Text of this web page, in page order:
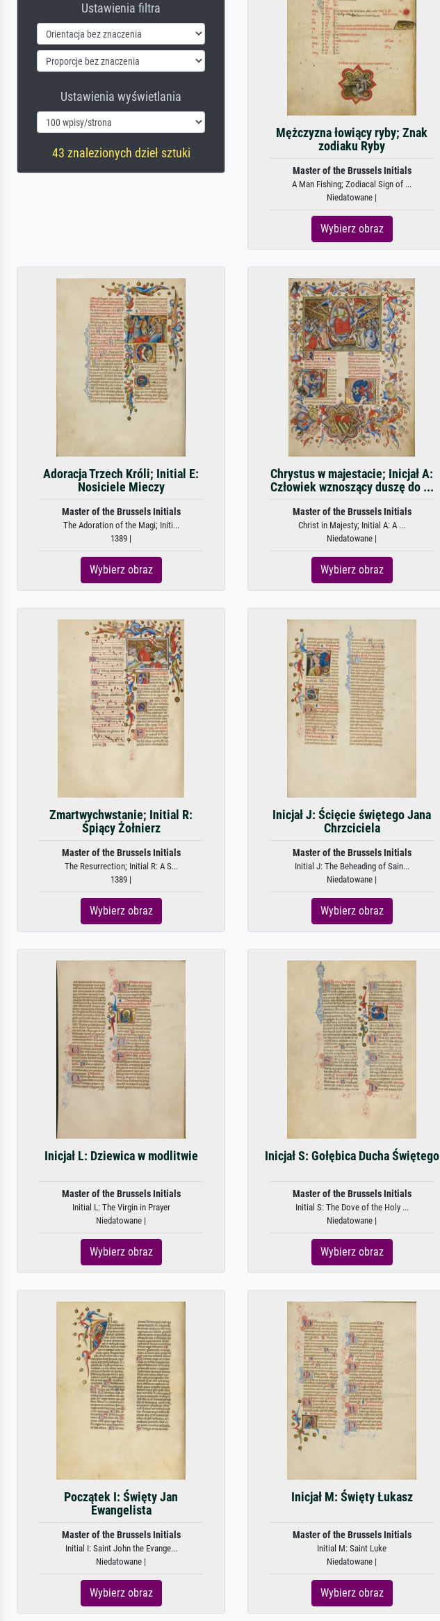
Ustawienia filtra
Ustawienia wyświetlania
43 znalezionych dzieł sztuki
Mężczyzna łowiący ryby; Znak
zodiaku Ryby
Master of the Brussels Initials
A Man Fishing; Zodiacal Sign of ...
Niedatowane |
Wybierz obraz
Adoracja Trzech Króli; Initial E:
Nosiciele Mieczy
Master of the Brussels Initials
The Adoration of the Magi; Initi...
1389 |
Wybierz obraz
Chrystus w majestacie; Inicjał A:
Człowiek wznoszący duszę do ...
Master of the Brussels Initials
Christ in Majesty; Initial A: A ...
Niedatowane |
Wybierz obraz
Zmartwychwstanie; Initial R:
Śpiący Żołnierz
Master of the Brussels Initials
The Resurrection; Initial R: A S...
1389 |
Wybierz obraz
Inicjał J: Ścięcie świętego Jana
Chrzciciela
Master of the Brussels Initials
Initial J: The Beheading of Sain...
Niedatowane |
Wybierz obraz
Inicjał L: Dziewica w modlitwie
Master of the Brussels Initials
Initial L: The Virgin in Prayer
Niedatowane |
Wybierz obraz
Inicjał S: Gołębica Ducha Świętego
Master of the Brussels Initials
Initial S: The Dove of the Holy ...
Niedatowane |
Wybierz obraz
Początek I: Święty Jan
Ewangelista
Master of the Brussels Initials
Initial I: Saint John the Evange...
Niedatowane |
Wybierz obraz
Inicjał M: Święty Łukasz
Master of the Brussels Initials
Initial M: Saint Luke
Niedatowane |
Wybierz obraz